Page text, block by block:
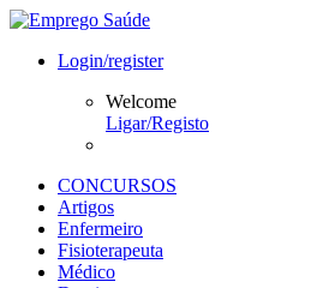
Login/register
Welcome
Ligar/Registo
CONCURSOS
Artigos
Enfermeiro
Fisioterapeuta
Médico